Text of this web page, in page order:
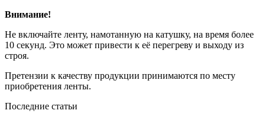
Внимание!
Не включайте ленту, намотанную на катушку, на время более
10 секунд. Это может привести к её перегреву и выходу из
строя.
Претензии к качеству продукции принимаются по месту
приобретения ленты.
Последние статьи